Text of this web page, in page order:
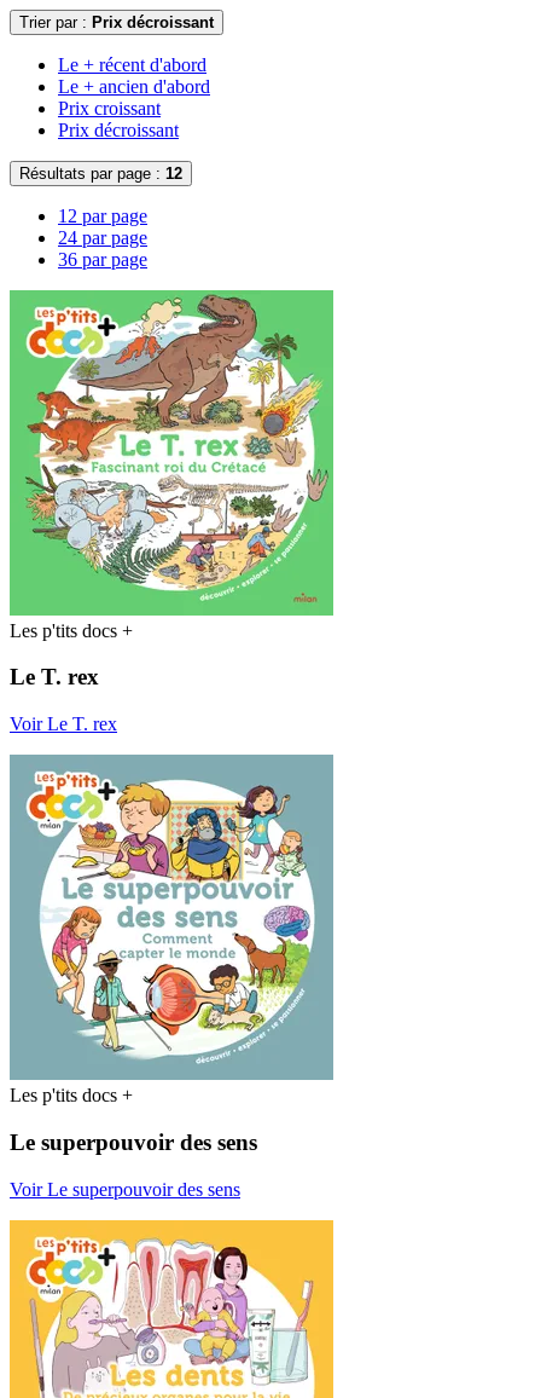
Trier par : Prix décroissant
Le + récent d'abord
Le + ancien d'abord
Prix croissant
Prix décroissant
Résultats par page : 12
12 par page
24 par page
36 par page
Les p'tits docs +
Le T. rex
Voir Le T. rex
Les p'tits docs +
Le superpouvoir des sens
Voir Le superpouvoir des sens